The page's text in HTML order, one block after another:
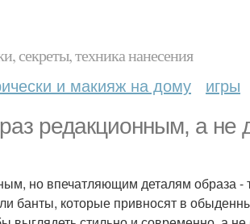
секреты, техника нанесения
и макияж на дому игры
редакционным, а не
но впечатляющим деталям образа -
банты, которые привносят в